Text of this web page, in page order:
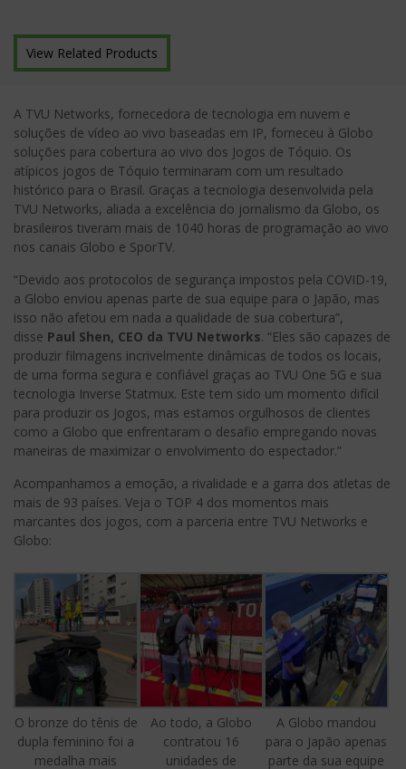
View Related Products
A TVU Networks, fornecedora de tecnologia em nuvem e
soluções de vídeo ao vivo baseadas em IP, forneceu à Globo
soluções para cobertura ao vivo dos Jogos de Tóquio. Os
atípicos jogos de Tóquio terminaram com um resultado
histórico para o Brasil. Graças a tecnologia desenvolvida pela
TVU Networks, aliada a excelência do jornalismo da Globo, os
brasileiros tiveram mais de 1040 horas de programação ao vivo
nos canais Globo e SporTV.
“Devido aos protocolos de segurança impostos pela COVID-19,
a Globo enviou apenas parte de sua equipe para o Japão, mas
isso não afetou em nada a qualidade de sua cobertura”,
disse Paul Shen, CEO da TVU Networks. “Eles são capazes de
produzir filmagens incrivelmente dinâmicas de todos os locais,
de uma forma segura e confiável graças ao TVU One 5G e sua
tecnologia Inverse Statmux. Este tem sido um momento difícil
para produzir os Jogos, mas estamos orgulhosos de clientes
como a Globo que enfrentaram o desafio empregando novas
maneiras de maximizar o envolvimento do espectador.”
Acompanhamos a emoção, a rivalidade e a garra dos atletas de
mais de 93 países. Veja o TOP 4 dos momentos mais
marcantes dos jogos, com a parceria entre TVU Networks e
Globo:
O bronze do tênis de
dupla feminino foi a
medalha mais
Ao todo, a Globo
contratou 16
unidades de
A Globo mandou
para o Japão apenas
parte da sua equipe